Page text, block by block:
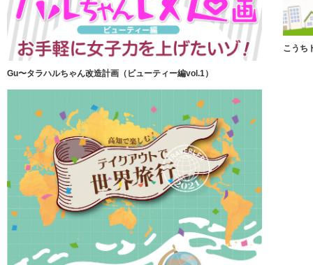
Gu〜タラハルちゃん改造計画（ビューティー編vol.1）
こうち